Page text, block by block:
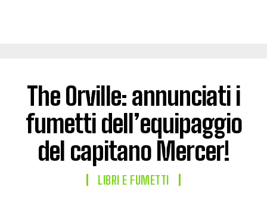
The Orville: annunciati i
fumetti dell’equipaggio
del capitano Mercer!
LIBRI E FUMETTI